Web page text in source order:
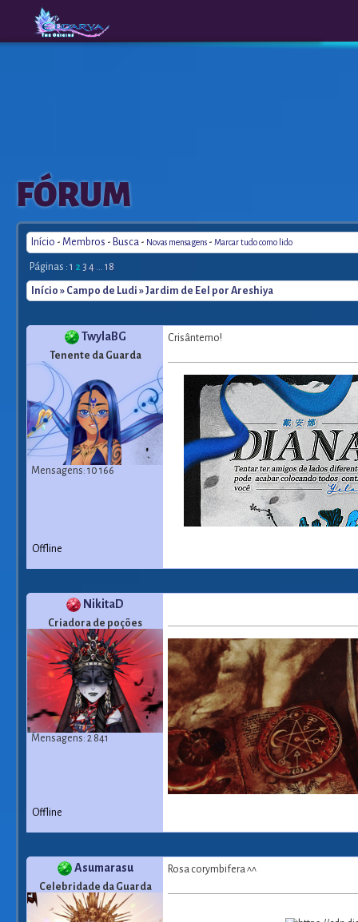
The
Origins
FÓRUM
Início - Membros - Busca - Novas mensagens - Marcar tudo como lido
Páginas : 1 23 4 ... 18
Início » Campo de Ludi » Jardim de Eel por Areshiya
TwylaBG
Tenente da Guarda
Mensagens: 10 166
Crisântemo!
Offline
NikitaD
Criadora de poções
Mensagens: 2 841
Offline
Asumarasu
Celebridade da Guarda
Rosa corymbifera ^^